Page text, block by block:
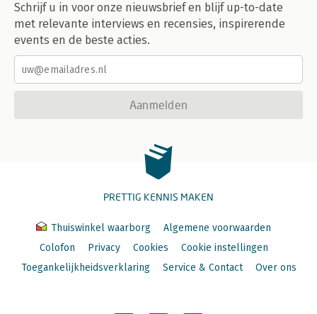
Schrijf u in voor onze nieuwsbrief en blijf up-to-date
met relevante interviews en recensies, inspirerende
events en de beste acties.
Aanmelden
PRETTIG KENNIS MAKEN
Thuiswinkel waarborg
Algemene voorwaarden
Colofon
Privacy Cookies
Cookie instellingen
Toegankelijkheidsverklaring
Service & Contact Over ons